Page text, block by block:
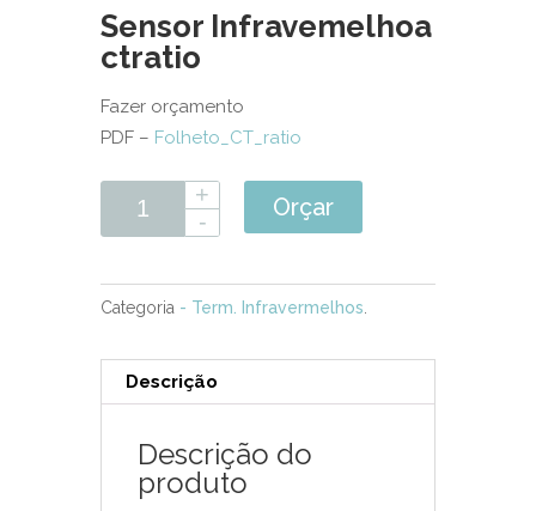
Sensor Infravemelhoa
ctratio
Fazer orçamento
PDF – Folheto_CT_ratio
Orçar
Categoria - Term. Infravermelhos
Descrição
Descrição do
produto